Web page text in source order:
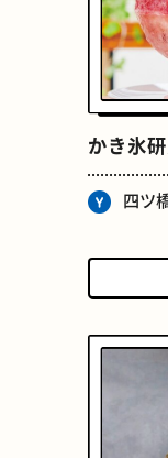
ロイヤルミルクティー
かき氷
四ツ